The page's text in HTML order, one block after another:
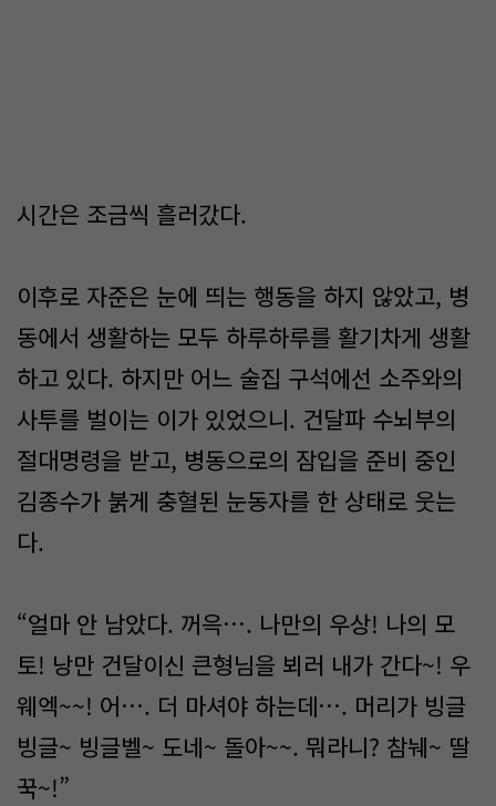
시간은 조금씩 흘러갔다.
이후로 자준은 눈에 띄는 행동을 하지 않았고, 병
동에서 생활하는 모두 하루하루를 활기차게 생활
하고 있다. 하지만 어느 술집 구석에선 소주와의
사투를 벌이는 이가 있었으니. 건달파 수뇌부의
절대명령을 받고, 병동으로의 잠입을 준비 중인
김종수가 붉게 충혈된 눈동자를 한 상태로 웃는
다.
“얼마 안 남았다. 꺼윽…. 나만의 우상! 나의 모
토! 낭만 건달이신 큰형님을 뵈러 내가 간다~! 우
웨엑~~! 어…. 더 마셔야 하는데…. 머리가 빙글
빙글~ 빙글벨~ 도네~ 돌아~~. 뭐라니? 참눼~ 딸
꾹~!”